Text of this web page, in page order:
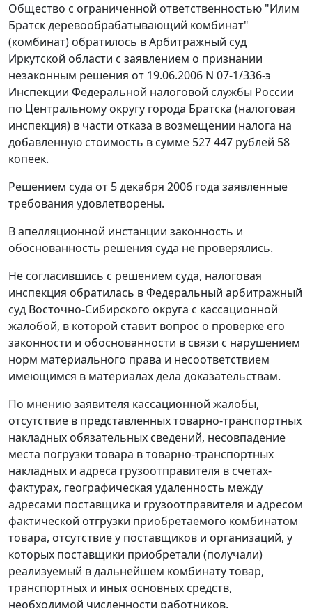
Общество с ограниченной ответственностью "Илим
Братск деревообрабатывающий комбинат"
(комбинат) обратилось в Арбитражный суд
Иркутской области с заявлением о признании
незаконным решения от 19.06.2006 N 07-1/336-э
Инспекции Федеральной налоговой службы России
по Центральному округу города Братска (налоговая
инспекция) в части отказа в возмещении налога на
добавленную стоимость в сумме 527 447 рублей 58
копеек.
Решением суда от 5 декабря 2006 года заявленные
требования удовлетворены.
В апелляционной инстанции законность и
обоснованность решения суда не проверялись.
Не согласившись с решением суда, налоговая
инспекция обратилась в Федеральный арбитражный
суд Восточно-Сибирского округа с кассационной
жалобой, в которой ставит вопрос о проверке его
законности и обоснованности в связи с нарушением
норм материального права и несоответствием
имеющимся в материалах дела доказательствам.
По мнению заявителя кассационной жалобы,
отсутствие в представленных товарно-транспортных
накладных обязательных сведений, несовпадение
места погрузки товара в товарно-транспортных
накладных и адреса грузоотправителя в счетах-
фактурах, географическая удаленность между
адресами поставщика и грузоотправителя и адресом
фактической отгрузки приобретаемого комбинатом
товара, отсутствие у поставщиков и организаций, у
которых поставщики приобретали (получали)
реализуемый в дальнейшем комбинату товар,
транспортных и иных основных средств,
необходимой численности работников,